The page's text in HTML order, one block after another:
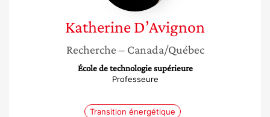
KatherineD’Avignon
Recherche – Canada/Québec
École de technologie supérieure
Professeure
Transition énergétique